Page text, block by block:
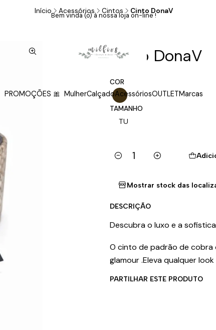
PROMOÇÕES 🎀 MulherCalçadoAcessóriosOUTLETMarcas
Bem vinda (o) à nossa loja on-line !
Início Acessórios Cintos Cinto DonaV
Cinto DonaV
COR
TAMANHO
TU
Quantidade
Mostrar stock das
DESCRIÇÃO
Descubra o luxo e a
O cinto de padrão de
glamour .Eleva qualquer
PARTILHAR ESTE PRODUTO